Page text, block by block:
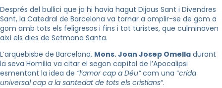
Després del bullici que ja hi havia hagut Dijous Sant i Divendres
Sant, la Catedral de Barcelona va tornar a omplir-se de gom a
gom amb tots els feligresos i fins i tot turistes, que culminaven
així els dies de Setmana Santa.
L’arquebisbe de Barcelona, Mons. Joan Josep Omella durant
la seva Homilia va citar el segon capítol de l’Apocalipsi
esmentant la idea de “l’amor cap a Déu”com una “crida
universal cap a la santedat de tots els cristians“.